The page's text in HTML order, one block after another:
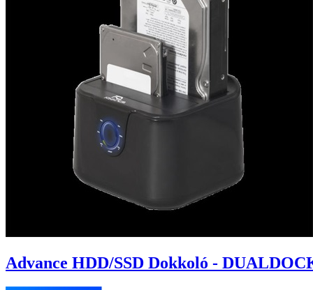
Advance HDD/SSD Dokkoló -